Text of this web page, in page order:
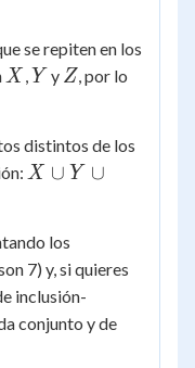
f,
g\}
\cap
Z
se repiten en los
X
X ,Y
Y y Z
Z, por lo
distintos de los
X
\cup
Z =
\{a,
b, c,
X ∪ Y ∪
los
7) y, si quieres
inclusión-
conjunto y de